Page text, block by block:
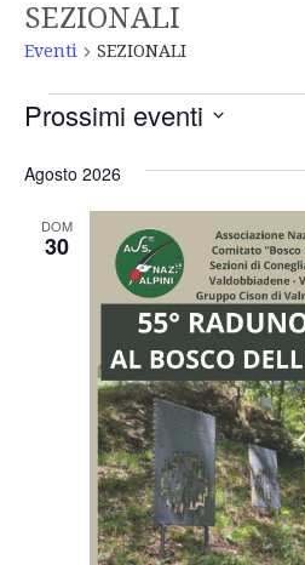
SEZIONALI
Eventi SEZIONALI
Prossimi eventi
la
Agosto 2026
DOM
30